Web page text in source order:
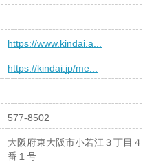
https://www.kindai.a...
https://kindai.jp/me...
577-8502
大阪府東大阪市小若江３丁目４
番１号